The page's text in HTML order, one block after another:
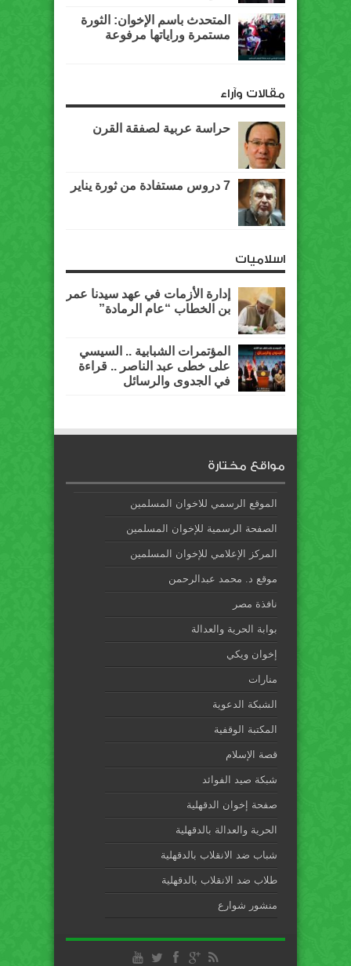
المتحدث باسم الإخوان: الثورة
مستمرة وراياتها مرفوعة
مقالات وآراء
حراسة عربية لصفقة القرن
7 دروس مستفادة من ثورة يناير
اسلاميات
إدارة الأزمات في عهد سيدنا عمر
بن الخطاب “عام الرمادة”
المؤتمرات الشبابية .. السيسي
على خطى عبد الناصر .. قراءة
في الجدوى والرسائل
مواقع مختارة
الموقع الرسمي للاخوان المسلمين
الصفحة الرسمية للإخوان المسلمين
المركز الإعلامي للإخوان المسلمين
موقع د. محمد عبدالرحمن
نافذة مصر
بوابة الحرية والعدالة
إخوان ويكي
منارات
الشبكة الدعوية
المكتبة الوقفية
قصة الإسلام
شبكة صيد الفوائد
صفحة إخوان الدقهلية
الحرية والعدالة بالدقهلية
شباب ضد الانقلاب بالدقهلية
طلاب ضد الانقلاب بالدقهلية
منشور شوارع